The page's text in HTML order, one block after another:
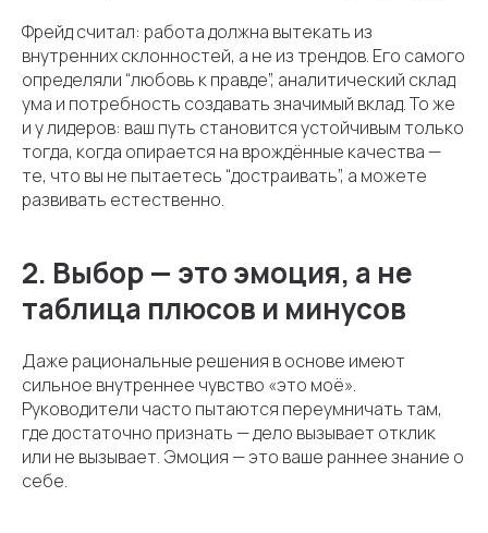
Фрейд считал: работа должна вытекать из
внутренних склонностей, а не из трендов. Его самого
определяли “любовь к правде”, аналитический склад
ума и потребность создавать значимый вклад. То же
и у лидеров: ваш путь становится устойчивым только
тогда, когда опирается на врождённые качества —
те, что вы не пытаетесь “достраивать”, а можете
развивать естественно.
2. Выбор — это эмоция, а не
таблица плюсов и минусов
Даже рациональные решения в основе имеют
сильное внутреннее чувство «это моё».
Руководители часто пытаются переумничать там,
где достаточно признать — дело вызывает отклик
или не вызывает. Эмоция — это ваше раннее знание о
себе.